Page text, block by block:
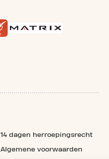
14 dagen herroepingsrecht
Algemene voorwaarden